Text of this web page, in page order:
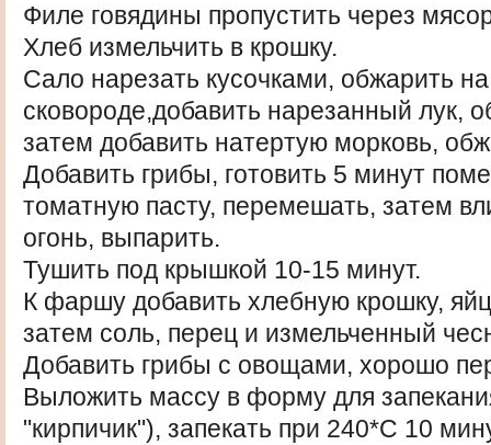
Филе говядины пропустить через
Хлеб измельчить в крошку.
Сало нарезать кусочками, обжарить
сковороде,добавить нарезанный лук,
затем добавить натертую морковь,
Добавить грибы, готовить 5 минут
томатную пасту, перемешать, затем
огонь, выпарить.
Тушить под крышкой 10-15 минут.
К фаршу добавить хлебную крошку,
затем соль, перец и измельченный
Добавить грибы с овощами, хорошо
Выложить массу в форму для
"кирпичик"), запекать при 240*С 10